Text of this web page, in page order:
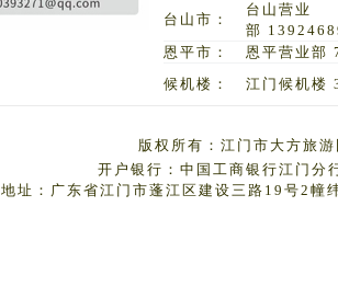
台山市：
台山营业
部
恩平市：
恩平营业部
候机楼：
江门候机楼
版权所有：江门市大方旅
开户银行：中国工商银行江门
地址：广东省江门市蓬江区建设三路19号2